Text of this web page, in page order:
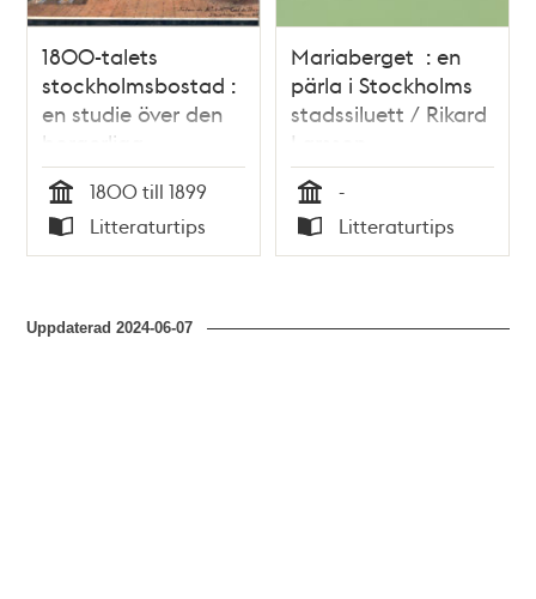
1800-talets
stockholmsbostad :
en studie över den
borgerliga
bostadens
planlösning i
hyreshusen / Birgit
Gejvall
Tid
1800 till 1899
Typ
Litteraturtips
Mariaberget : en
pärla i Stockholms
stadssiluett / Rikard
Larsson
Tid
-
Typ
Litteraturtips
Uppdaterad2024-06-07